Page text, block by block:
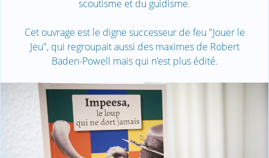
scoutisme et du guidisme.
Cet ouvrage est le digne successeur de feu "Jouer le
Jeu", qui regroupait aussi des maximes de Robert
Baden-Powell mais qui n’est plus édité.